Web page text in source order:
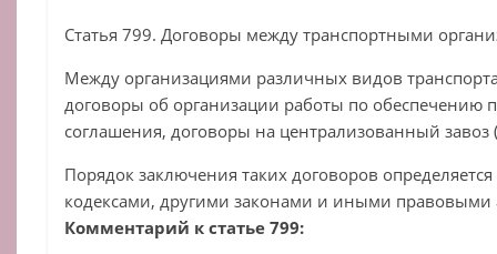
Статья 799. Договоры между транспортными
Между организациями различных видов
договоры об организации работы по обеспечению
соглашения, договоры на централизованный завоз
Порядок заключения таких договоров
кодексами, другими законами и иными правовыми
Комментарий к статье 799: